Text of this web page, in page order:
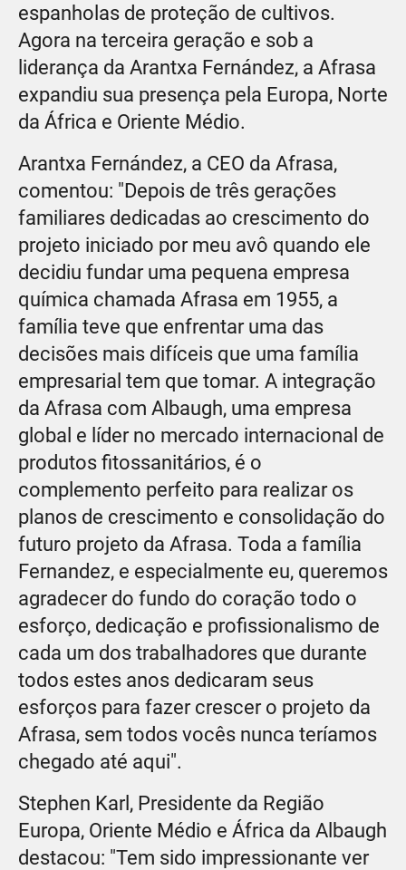
espanholas de proteção de cultivos.
Agora na terceira geração e sob a
liderança da Arantxa Fernández, a Afrasa
expandiu sua presença pela Europa, Norte
da África e Oriente Médio.
Arantxa Fernández, a CEO da Afrasa,
comentou: "Depois de três gerações
familiares dedicadas ao crescimento do
projeto iniciado por meu avô quando ele
decidiu fundar uma pequena empresa
química chamada Afrasa em 1955, a
família teve que enfrentar uma das
decisões mais difíceis que uma família
empresarial tem que tomar. A integração
da Afrasa com Albaugh, uma empresa
global e líder no mercado internacional de
produtos fitossanitários, é o
complemento perfeito para realizar os
planos de crescimento e consolidação do
futuro projeto da Afrasa. Toda a família
Fernandez, e especialmente eu, queremos
agradecer do fundo do coração todo o
esforço, dedicação e profissionalismo de
cada um dos trabalhadores que durante
todos estes anos dedicaram seus
esforços para fazer crescer o projeto da
Afrasa, sem todos vocês nunca teríamos
chegado até aqui".
Stephen Karl, Presidente da Região
Europa, Oriente Médio e África da Albaugh
destacou: "Tem sido impressionante ver